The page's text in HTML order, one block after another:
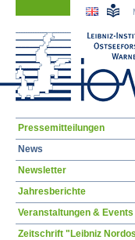
Navigation
Pressemitteilungen
News
Newsletter
Jahresberichte
Veranstaltungen & Events
Zeitschrift "Leibniz